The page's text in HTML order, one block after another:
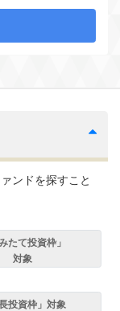
ンドを探すこと
たて投資枠」
対象
長投資枠」対象